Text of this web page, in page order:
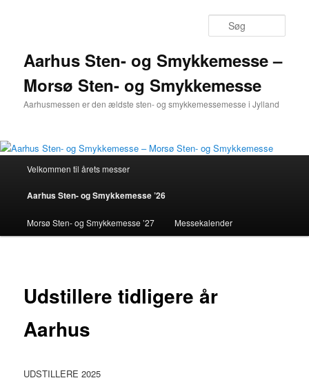
Aarhus Sten- og Smykkemesse –
Morsø Sten- og Smykkemesse
Aarhusmessen er den ældste sten- og smykkemessemesse i Jylland
Fortsæt
til
primært
Velkommen til årets messer
Aarhus Sten- og Smykkemesse ’26
Morsø Sten- og Smykkemesse ’27 Messekalender
Udstillere tidligere år
Aarhus
UDSTILLERE 2025